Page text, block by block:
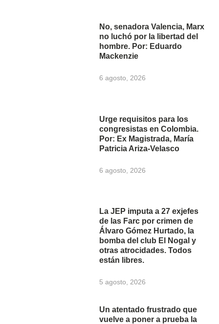
No, senadora Valencia, Marx
no luchó por la libertad del
hombre. Por: Eduardo
Mackenzie
6 agosto, 2026
Urge requisitos para los
congresistas en Colombia.
Por: Ex Magistrada, María
Patricia Ariza-Velasco
6 agosto, 2026
La JEP imputa a 27 exjefes
de las Farc por crimen de
Álvaro Gómez Hurtado, la
bomba del club El Nogal y
otras atrocidades. Todos
están libres.
5 agosto, 2026
Un atentado frustrado que
vuelve a poner a prueba la